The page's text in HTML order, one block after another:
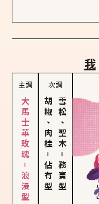
我
主調
大馬士革玫瑰－浪漫型
次調
胡椒、肉桂
－
佔有型
雪松、聖木
－
務實型